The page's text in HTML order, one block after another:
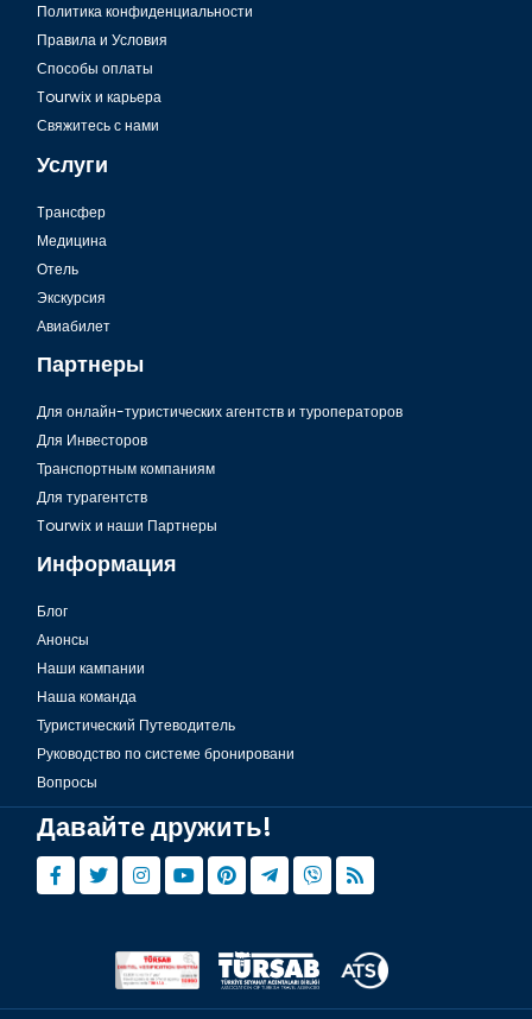
Политика конфиденциальности
Правила и Условия
Способы оплаты
Tourwix и карьера
Свяжитесь с нами
Услуги
Tрансфер
Медицина
Отель
Экскурсия
Авиабилет
Партнеры
Для онлайн-туристических агентств и туроператоров
Для Инвесторов
Транспортным компаниям
Для турагентств
Tourwix и наши Партнеры
Информация
Блог
Анонсы
Наши кампании
Наша команда
Туристический Путеводитель
Руководство по системе бронировани
Вопросы
Давайте дружить!